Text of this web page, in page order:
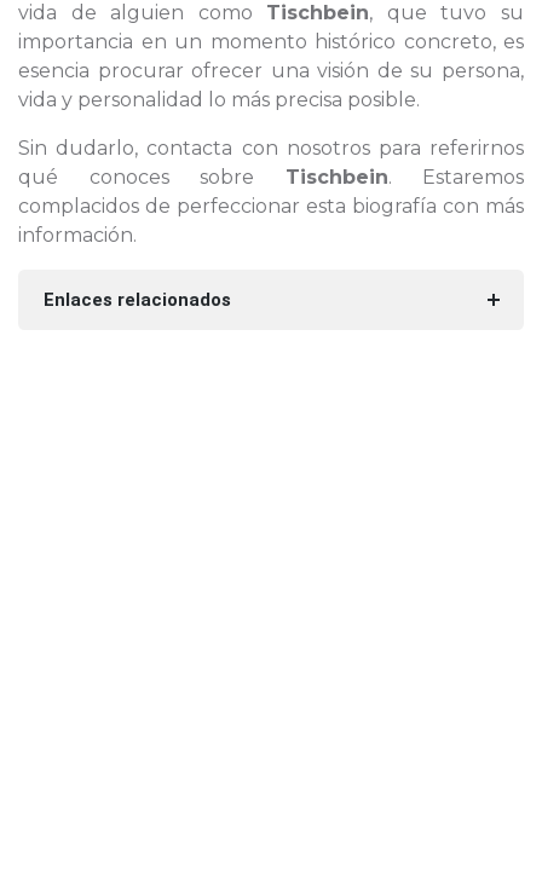
vida de alguien como Tischbein, que tuvo su
importancia en un momento histórico concreto, es
esencia procurar ofrecer una visión de su persona,
vida y personalidad lo más precisa posible.
Sin dudarlo, contacta con nosotros para referirnos
qué conoces sobre Tischbein. Estaremos
complacidos de perfeccionar esta biografía con más
información.
Enlaces relacionados